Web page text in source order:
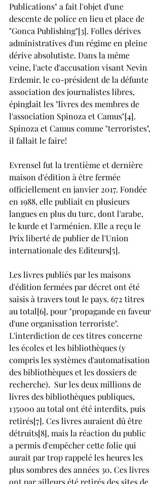
Publications" a fait l'objet d'une
descente de police en lieu et place de
"Gonca Publishing"[3]. Folles dérives
administratives d'un régime en pleine
dérive absolutiste. Dans la même
veine, l'acte d'accusation visant Nevin
Erdemir, le co-président de la défunte
association des journalistes libres,
épinglait les "livres des membres de
l'association Spinoza et Camus"[4].
Spinoza et Camus comme "terroristes",
il fallait le faire!
Evrensel fut la trentième et dernière
maison d'édition à être fermée
officiellement en janvier 2017. Fondée
en 1988, elle publiait en plusieurs
langues en plus du turc, dont l'arabe,
le kurde et l'arménien. Elle a reçu le
Prix liberté de publier de l'Union
internationale des Editeurs[5].
Les livres publiés par les maisons
d'édition fermées par décret ont été
saisis à travers tout le pays. 672 titres
au total[6], pour "propagande en faveur
d'une organisation terroriste".
L'interdiction de ces titres concerne
les écoles et les bibliothèques (y
compris les systèmes d'automatisation
des bibliothèques et les dossiers de
recherche).  Sur les deux millions de
livres des bibliothèques publiques,
135000 au total ont été interdits, puis
retirés[7]. Ces livres auraient dû être
détruits[8], mais la réaction du public
a permis d'empêcher cette folie qui
aurait par trop rappelé les heures les
plus sombres des années 30. Ces livres
ont par ailleurs été retirés des sites de